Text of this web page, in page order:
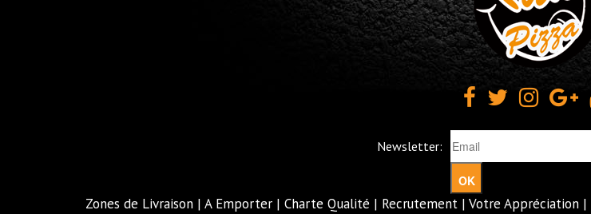
Newsletter:
OK
Zones de Livraison| A Emporter| Charte Qualité | Recrutement| Votre Appréciation|